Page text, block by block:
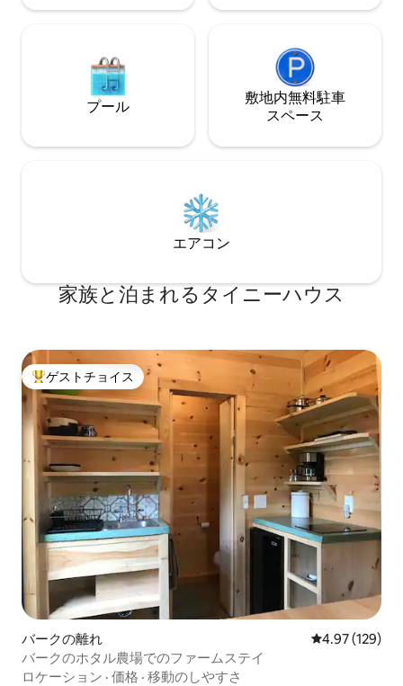
プール
敷地内無料駐⁠車
ス⁠ペ⁠ー⁠ス
エアコン
家族と泊まれるタイニーハウス
大好評のゲストチョイスです。
ゲストチョイス
バークの離れ レビュー129
4.97 (129)
バークのホタル農場でのファームステイ
ロケーション · 価格 · 移動のしやすさ